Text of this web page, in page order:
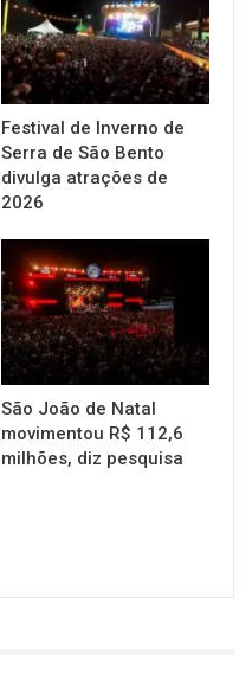
Festival de Inverno de
Serra de São Bento
divulga atrações de
2026
São João de Natal
movimentou R$ 112,6
milhões, diz pesquisa